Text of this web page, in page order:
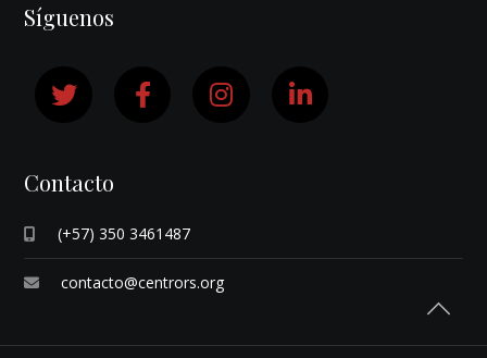
Síguenos
Contacto
(+57) 350 3461487
contacto@centrors.org